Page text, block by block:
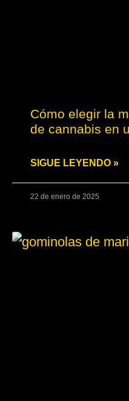
Cómo elegir la
de cannabis en
SIGUE LEYENDO »
22 de enero de 2025